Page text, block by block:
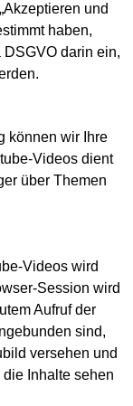
und
haben,
darin ein,
können wir Ihre
Videos dient
über Themen
Videos wird
Session wird
Aufruf der
sind,
versehen und
Inhalte sehen